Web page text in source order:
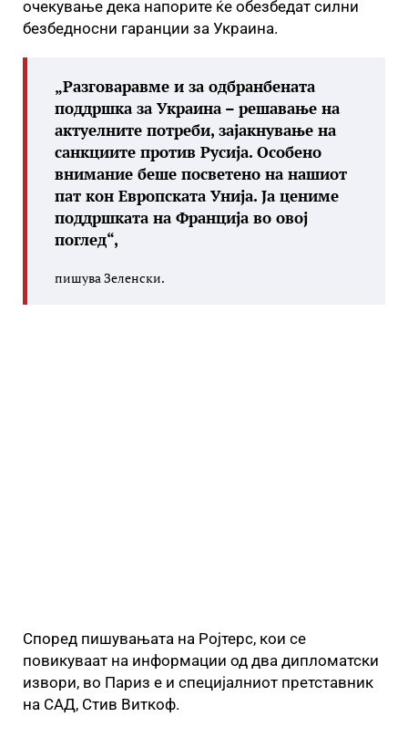
очекување дека напорите ќе обезбедат силни
безбедносни гаранции за Украина.
„Разговаравме и за одбранбената
поддршка за Украина – решавање на
актуелните потреби, зајакнување на
санкциите против Русија. Особено
внимание беше посветено на нашиот
пат кон Европската Унија. Ја цениме
поддршката на Франција во овој
поглед“,
пишува Зеленски.
Според пишувањата на Ројтерс, кои се
повикуваат на информации од два дипломатски
извори, во Париз е и специјалниот претставник
на САД, Стив Виткоф.